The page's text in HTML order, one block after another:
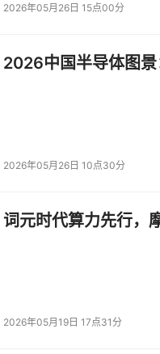
2026年05月26日 15点00分
2026中国半导体图
2026年05月26日 10点30分
词元时代算力先行，
2026年05月19日 17点31分